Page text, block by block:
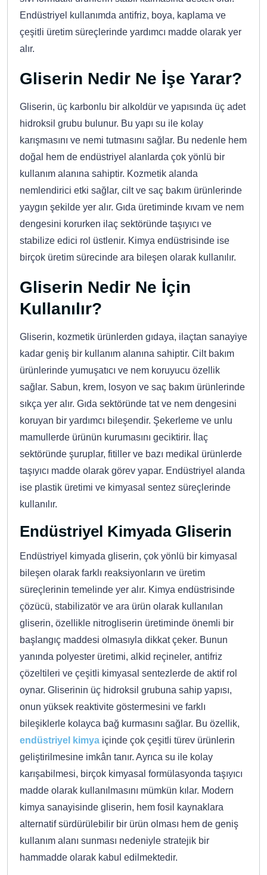
Endüstriyel kullanımda antifriz, boya, kaplama ve
çeşitli üretim süreçlerinde yardımcı madde olarak yer
alır.
Gliserin Nedir Ne İşe Yarar?
Gliserin, üç karbonlu bir alkoldür ve yapısında üç adet
hidroksil grubu bulunur. Bu yapı su ile kolay
karışmasını ve nemi tutmasını sağlar. Bu nedenle hem
doğal hem de endüstriyel alanlarda çok yönlü bir
kullanım alanına sahiptir. Kozmetik alanda
nemlendirici etki sağlar, cilt ve saç bakım ürünlerinde
yaygın şekilde yer alır. Gıda üretiminde kıvam ve nem
dengesini korurken ilaç sektöründe taşıyıcı ve
stabilize edici rol üstlenir. Kimya endüstrisinde ise
birçok üretim sürecinde ara bileşen olarak kullanılır.
Gliserin Nedir Ne İçin
Kullanılır?
Gliserin, kozmetik ürünlerden gıdaya, ilaçtan sanayiye
kadar geniş bir kullanım alanına sahiptir. Cilt bakım
ürünlerinde yumuşatıcı ve nem koruyucu özellik
sağlar. Sabun, krem, losyon ve saç bakım ürünlerinde
sıkça yer alır. Gıda sektöründe tat ve nem dengesini
koruyan bir yardımcı bileşendir. Şekerleme ve unlu
mamullerde ürünün kurumasını geciktirir. İlaç
sektöründe şuruplar, fitiller ve bazı medikal ürünlerde
taşıyıcı madde olarak görev yapar. Endüstriyel alanda
ise plastik üretimi ve kimyasal sentez süreçlerinde
kullanılır.
Endüstriyel Kimyada Gliserin
Endüstriyel kimyada gliserin, çok yönlü bir kimyasal
bileşen olarak farklı reaksiyonların ve üretim
süreçlerinin temelinde yer alır. Kimya endüstrisinde
çözücü, stabilizatör ve ara ürün olarak kullanılan
gliserin, özellikle nitrogliserin üretiminde önemli bir
başlangıç maddesi olmasıyla dikkat çeker. Bunun
yanında polyester üretimi, alkid reçineler, antifriz
çözeltileri ve çeşitli kimyasal sentezlerde de aktif rol
oynar. Gliserinin üç hidroksil grubuna sahip yapısı,
onun yüksek reaktivite göstermesini ve farklı
bileşiklerle kolayca bağ kurmasını sağlar. Bu özellik,
endüstriyel kimya içinde çok çeşitli türev ürünlerin
geliştirilmesine imkân tanır. Ayrıca su ile kolay
karışabilmesi, birçok kimyasal formülasyonda taşıyıcı
madde olarak kullanılmasını mümkün kılar. Modern
kimya sanayisinde gliserin, hem fosil kaynaklara
alternatif sürdürülebilir bir ürün olması hem de geniş
kullanım alanı sunması nedeniyle stratejik bir
hammadde olarak kabul edilmektedir.